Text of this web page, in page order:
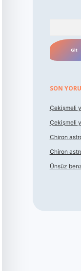
SON
Çekişmeli
Çekişmeli
Chiron
Chiron
Ünsüz